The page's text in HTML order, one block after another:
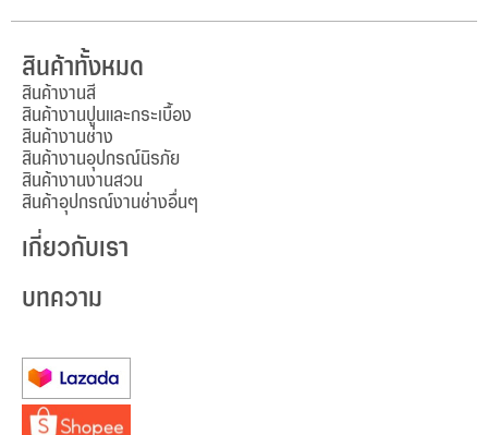
สินค้าทั้งหมด
สินค้างานสี
สินค้างานปูนและกระเบื้อง
สินค้างานช่าง
สินค้างานอุปกรณ์นิรภัย
สินค้างานงานสวน
สินค้าอุปกรณ์งานช่างอื่นๆ
เกี่ยวกับเรา
บทความ